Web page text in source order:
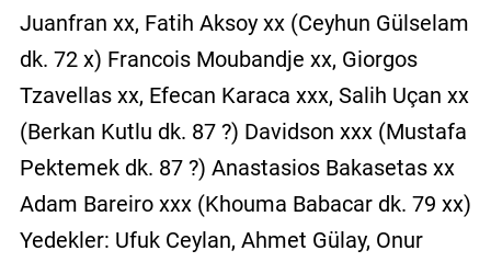
Juanfran xx, Fatih Aksoy xx (Ceyhun Gülselam
dk. 72 x) Francois Moubandje xx, Giorgos
Tzavellas xx, Efecan Karaca xxx, Salih Uçan xx
(Berkan Kutlu dk. 87 ?) Davidson xxx (Mustafa
Pektemek dk. 87 ?) Anastasios Bakasetas xx
Adam Bareiro xxx (Khouma Babacar dk. 79 xx)
Yedekler: Ufuk Ceylan, Ahmet Gülay, Onur